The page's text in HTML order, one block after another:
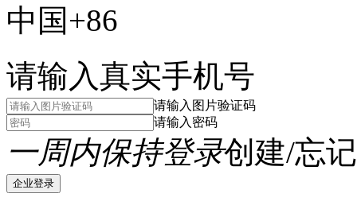
中国+86
请输入真实手机号
请输入图片验证码
请输入密码
一周内保持登录创建/忘
企业登录